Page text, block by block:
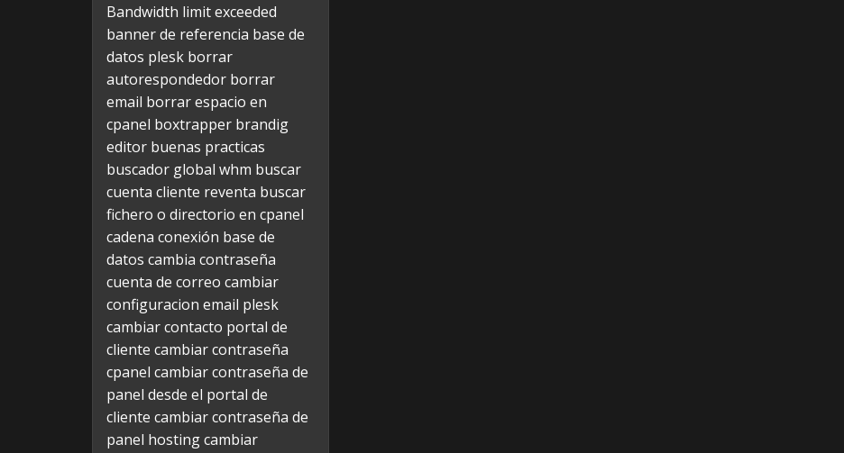
Bandwidth limit exceeded
banner de referencia base de
datos plesk borrar
autorespondedor borrar
email borrar espacio en
cpanel boxtrapper brandig
editor buenas practicas
buscador global whm buscar
cuenta cliente reventa buscar
fichero o directorio en cpanel
cadena conexión base de
datos cambia contraseña
cuenta de correo cambiar
configuracion email plesk
cambiar contacto portal de
cliente cambiar contraseña
cpanel cambiar contraseña de
panel desde el portal de
cliente cambiar contraseña de
panel hostingcambiar